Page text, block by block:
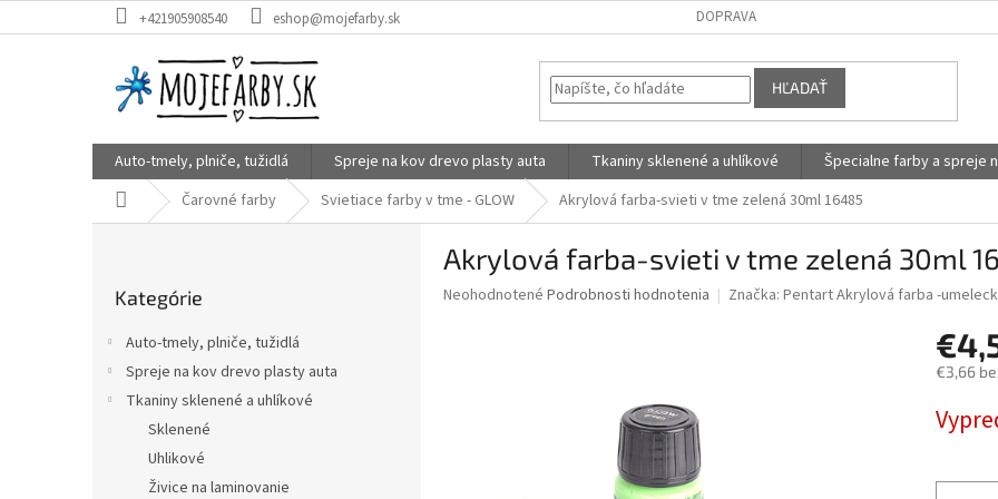
na
+421905908540 eshop@mojefarby.sk DOPRAVA
HĽADAŤ
Auto-tmely, plniče, tužidlá Spreje na kov drevo plasty auta Tkaniny sklenené a uhlíkové Špecialne farby a spreje
Domov Čarovné farby Svietiace farby v tme - GLOW Akrylová farba-svieti v tme zelená 30ml 16485
kategórie
Kategórie
Auto-tmely, plniče, tužidlá
Spreje na kov drevo plasty auta
Tkaniny sklenené a uhlíkové
Sklenené
Uhlikové
Živice na laminovanie
Akrylová farba-svieti v tme zelená 30ml
Priemerné
Neohodnotené Podrobnosti hodnotenia Značka: Pentart Akrylová farba -
€3,66
cena: